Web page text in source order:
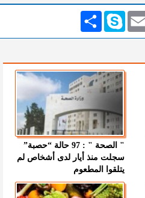
انشر Skype
" الصحة " : 97 حالة “حصبة”
سجلت منذ أيار لدى أشخاص لم
يتلقوا المطعوم